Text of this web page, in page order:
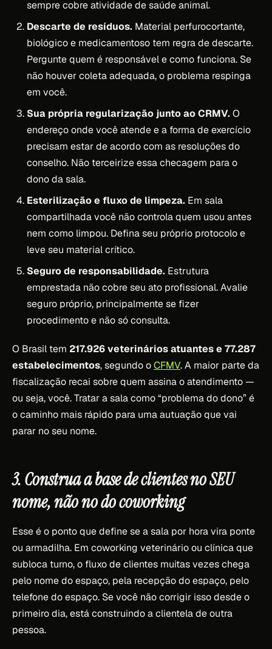
sempre cobre atividade de saúde animal.
Descarte de resíduos. Material perfurocortante,
biológico e medicamentoso tem regra de descarte.
Pergunte quem é responsável e como funciona. Se
não houver coleta adequada, o problema respinga
em você.
Sua própria regularização junto ao CRMV.O
endereço onde você atende e a forma de exercício
precisam estar de acordo com as resoluções do
conselho. Não terceirize essa checagem para o
dono da sala.
Esterilização e fluxo de limpeza. Em sala
compartilhada você não controla quem usou antes
nem como limpou. Defina seu próprio protocolo e
leve seu material crítico.
Seguro de responsabilidade. Estrutura
emprestada não cobre seu ato profissional. Avalie
seguro próprio, principalmente se fizer
procedimento e não só consulta.
O Brasil tem 217.926 veterinários atuantes e 77.287
estabelecimentos, segundo oCFMV. A maior parte da
fiscalização recai sobre quem assina o atendimento —
ou seja, você. Tratar a sala como “problema do dono” é
o caminho mais rápido para uma autuação que vai
parar no seu nome.
3. Construa a base de clientes no SEU
nome, não no do coworking
Esse é o ponto que define se a sala por hora vira ponte
ou armadilha. Em coworking veterinário ou clínica que
subloca turno, o fluxo de clientes muitas vezes chega
pelo nome do espaço, pela recepção do espaço, pelo
telefone do espaço. Se você não corrigir isso desde o
primeiro dia, está construindo a clientela de outra
pessoa.